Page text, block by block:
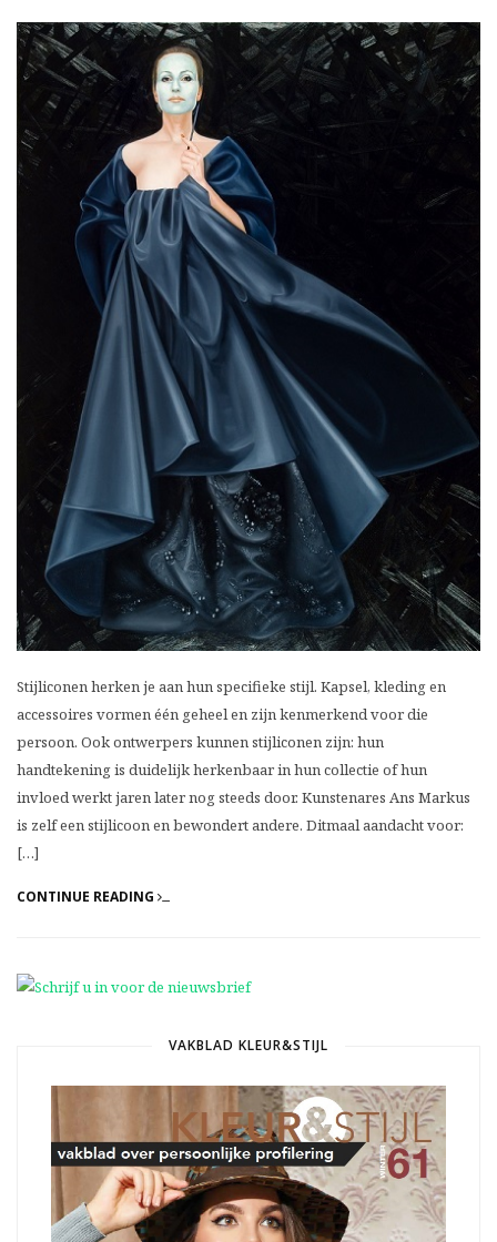
Stijliconen herken je aan hun specifieke stijl. Kapsel, kleding en
accessoires vormen één geheel en zijn kenmerkend voor die
persoon. Ook ontwerpers kunnen stijliconen zijn: hun
handtekening is duidelijk herkenbaar in hun collectie of hun
invloed werkt jaren later nog steeds door. Kunstenares Ans Markus
is zelf een stijlicoon en bewondert andere. Ditmaal aandacht voor:
[…]
CONTINUE READING
VAKBLAD KLEUR&STIJL